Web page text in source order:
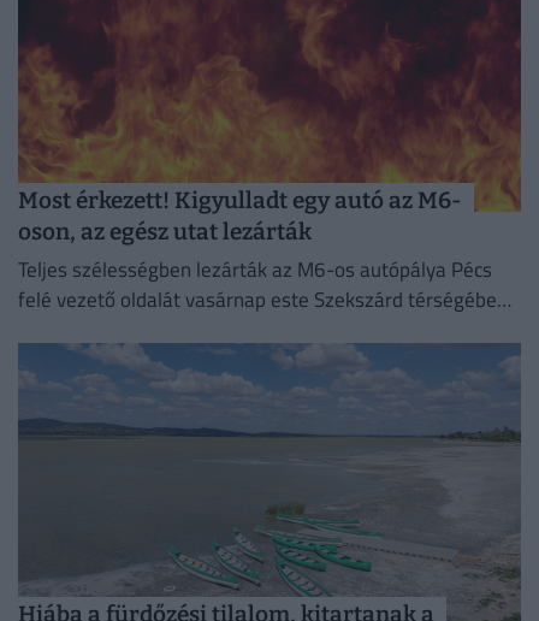
Most érkezett! Kigyulladt egy autó az M6-
oson, az egész utat lezárták
Teljes szélességben lezárták az M6-os autópálya Pécs
felé vezető oldalát vasárnap este Szekszárd térségében,
Hiába a fürdőzési tilalom, kitartanak a